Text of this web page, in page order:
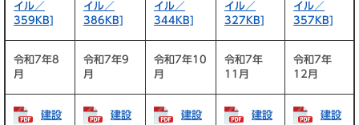
イル／
359KB]
イル／
386KB]
イル／
344KB]
イル／
327KB]
イル／
357KB]
令和7年8
月
令和7年9
月
令和7年10
月
令和7年
11月
令和7年
12月
建設
建設
建設
建設
建設